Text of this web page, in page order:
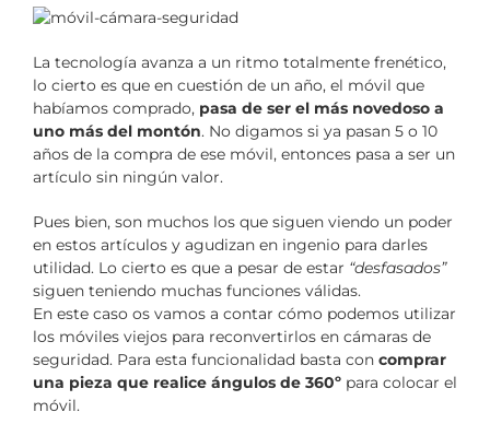
La tecnología avanza a un ritmo totalmente frenético,
lo cierto es que en cuestión de un año, el móvil que
habíamos comprado, pasa de ser el más novedoso a
uno más del montón. No digamos si ya pasan 5 o 10
años de la compra de ese móvil, entonces pasa a ser un
artículo sin ningún valor.
Pues bien, son muchos los que siguen viendo un poder
en estos artículos y agudizan en ingenio para darles
utilidad. Lo cierto es que a pesar de estar “desfasados”
siguen teniendo muchas funciones válidas.
En este caso os vamos a contar cómo podemos utilizar
los móviles viejos para reconvertirlos en cámaras de
seguridad. Para esta funcionalidad basta con comprar
una pieza que realice ángulos de 360º para colocar el
móvil.